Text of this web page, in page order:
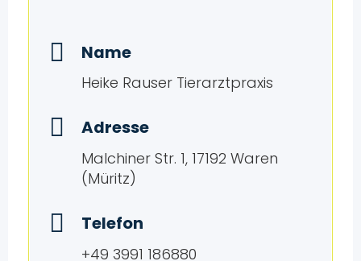
Name
Heike Rauser Tierarztpraxis
Adresse
Malchiner Str. 1, 17192 Waren
(Müritz)
Telefon
+49 3991 186880